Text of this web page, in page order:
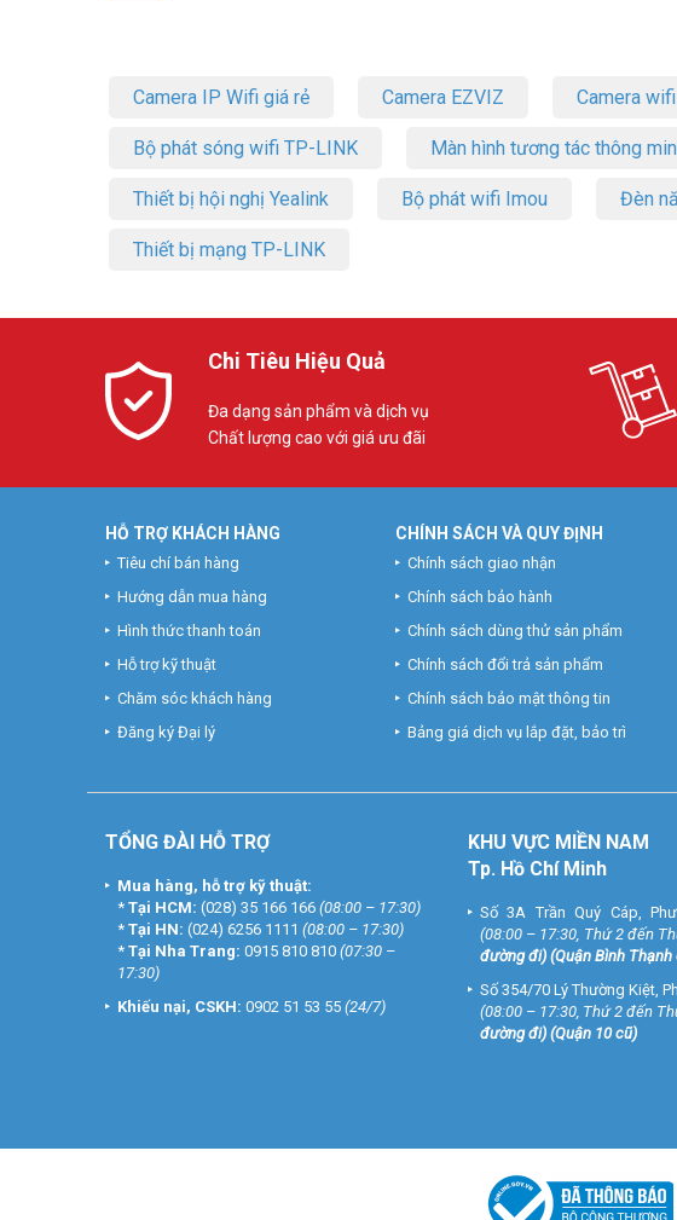
Camera IP Wifi giá rẻ Camera EZVIZ Camera
Bộ phát sóng wifi TP-LINK Màn hình tương tác thông
Thiết bị hội nghị Yealink Bộ phát wifi Imou Đèn
Thiết bị mạng TP-LINK
Chi Tiêu Hiệu Quả
Đa dạng sản phẩm và dịch vụ
Chất lượng cao với giá ưu đãi
HỖ TRỢ KHÁCH HÀNG
Tiêu chí bán hàng
Hướng dẫn mua hàng
Hình thức thanh toán
Hỗ trợ kỹ thuật
Chăm sóc khách hàng
Đăng ký Đại lý
CHÍNH SÁCH VÀ QUY ĐỊNH
Chính sách giao nhận
Chính sách bảo hành
Chính sách dùng thử sản phẩm
Chính sách đổi trả sản phẩm
Chính sách bảo mật thông tin
Bảng giá dịch vụ lắp đặt, bảo trì
TỔNG ĐÀI HỖ TRỢ
Mua hàng, hỗ trợ kỹ thuật:
* Tại HCM: (028) 35 166 166 (08:00 – 17:30)
* Tại HN: (024) 6256 1111 (08:00 – 17:30)
* Tại Nha Trang: 0915 810 810 (07:30 –
17:30)
Khiếu nại, CSKH: 0902 51 53 55 (24/7)
KHU VỰC MIỀN NAM
Tp. Hồ Chí Minh
Số 3A Trần Quý Cáp,
(08:00 – 17:30, Thứ 2 đến
đường đi) (Quận Bình Thạnh
Số 354/70 Lý Thường Kiệt,
(08:00 – 17:30, Thứ 2 đến
đường đi) (Quận 10 cũ)